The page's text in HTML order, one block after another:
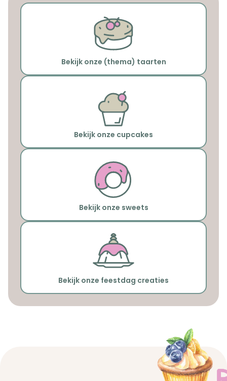
Bekijk onze (thema) taarten
Bekijk onze cupcakes
Bekijk onze sweets
Bekijk onze feestdag creaties